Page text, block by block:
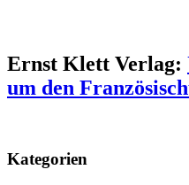
Ernst Klett Verlag:
um den
Kategorien